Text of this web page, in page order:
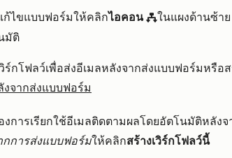
ก้ไขแบบฟอร์มให้คลิกไอคอน workflowsในแผงด้านซ้า
มัติ
วิร์กโฟลว์เพื่อส่งอีเมลหลังจากส่งแบบฟอร์มหรือ
งจากส่งแบบฟอร์ม
งการเรียกใช้อีเมลติดตามผลโดยอัตโนมัติหลัง
กการส่งแบบฟอร์มให้คลิกสร้างเวิร์กโฟลว์นี้